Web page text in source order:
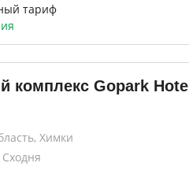
тариф
комплекс Gopark Hotel
Химки